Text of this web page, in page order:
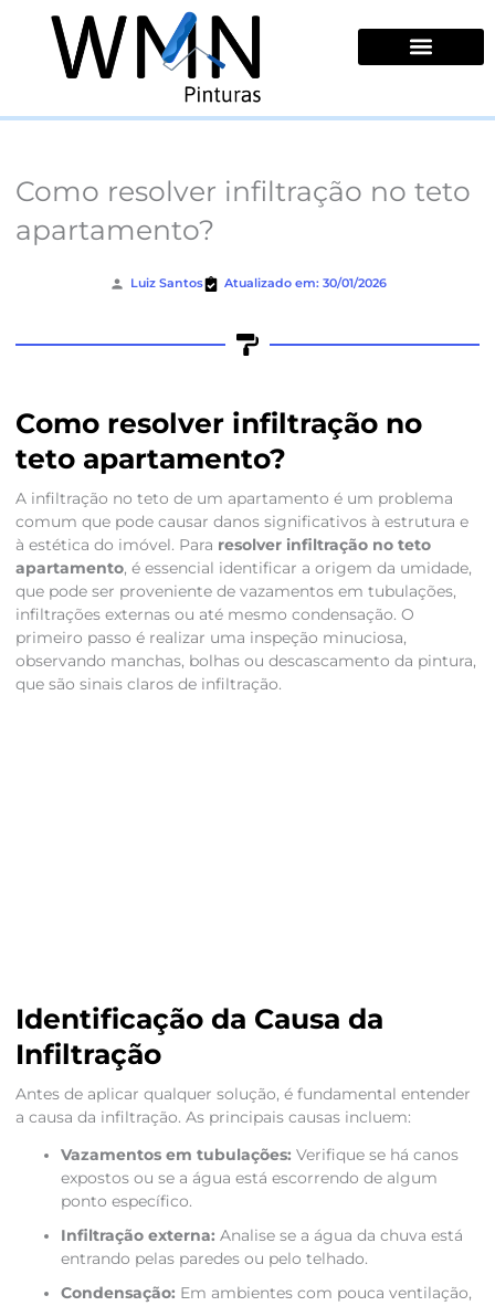
conteúdo
Como resolver infiltração no teto
apartamento?
Luiz Santos Atualizado em: 30/01/2026
Como resolver infiltração no
teto apartamento?
A infiltração no teto de um apartamento é um problema
comum que pode causar danos significativos à estrutura e
à estética do imóvel. Para resolver infiltração no teto
apartamento, é essencial identificar a origem da umidade,
que pode ser proveniente de vazamentos em tubulações,
infiltrações externas ou até mesmo condensação. O
primeiro passo é realizar uma inspeção minuciosa,
observando manchas, bolhas ou descascamento da pintura,
que são sinais claros de infiltração.
Identificação da Causa da
Infiltração
Antes de aplicar qualquer solução, é fundamental entender
a causa da infiltração. As principais causas incluem:
Vazamentos em tubulações: Verifique se há canos
expostos ou se a água está escorrendo de algum
ponto específico.
Infiltração externa: Analise se a água da chuva está
entrando pelas paredes ou pelo telhado.
Condensação: Em ambientes com pouca ventilação,